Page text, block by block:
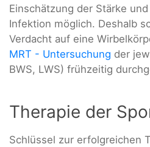
Einschätzung der Stärke
Infektion möglich. Deshalb
Verdacht auf eine
MRT - Untersuchung der
BWS, LWS) frühzeitig
Therapie der
Schlüssel zur erfolgreichen